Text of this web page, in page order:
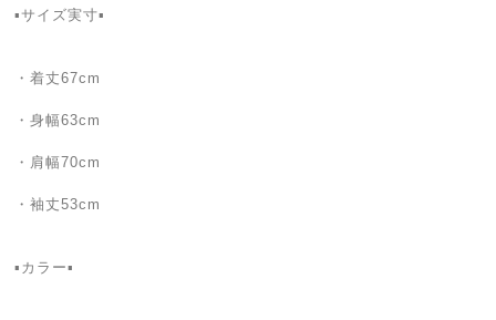
▪サイズ実寸▪
・着丈67cm
・身幅63cm
・肩幅70cm
・袖丈53cm
▪カラー▪︎